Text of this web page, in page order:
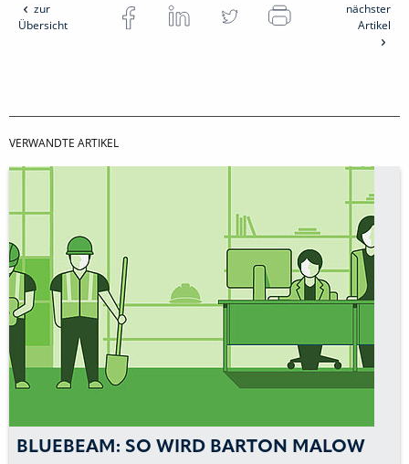
zur
Übersicht
nächster
Artikel
VERWANDTE ARTIKEL
BLUEBEAM: SO WIRD BARTON MALOW